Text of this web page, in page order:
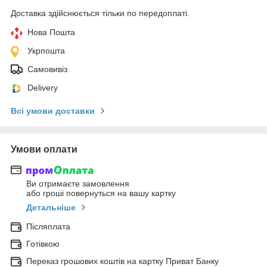
Доставка здійснюється тільки по передоплаті.
Нова Пошта
Укрпошта
Самовивіз
Delivery
Всі умови доставки
Умови оплати
Ви отримаєте замовлення
або гроші повернуться на вашу картку
Детальніше
Післяплата
Готівкою
Переказ грошових коштів на картку Приват Банку